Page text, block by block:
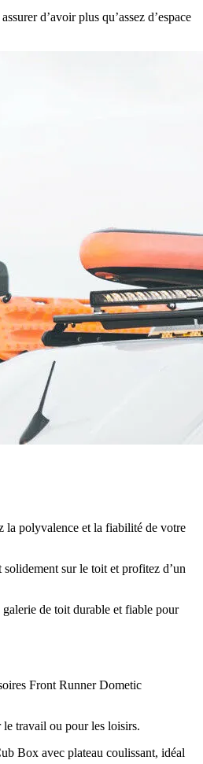
d’avoir plus qu’assez d’espace
la polyvalence et la fiabilité de votre
sur le toit et profitez d’un
de toit durable et fiable pour
Front Runner Dometic
le travail ou pour les loisirs.
Box avec plateau coulissant, idéal